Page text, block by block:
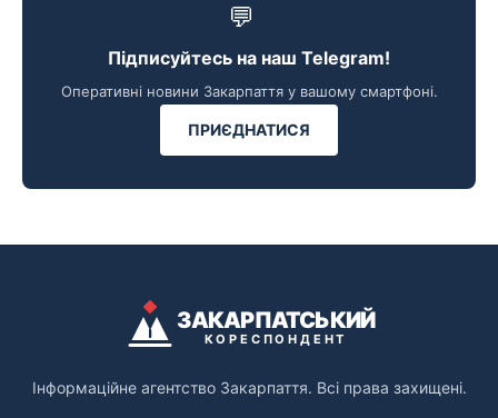
💬
Підписуйтесь на наш Telegram!
Оперативні новини Закарпаття у вашому смартфоні.
ПРИЄДНАТИСЯ
ЗАКАРПАТСЬКИЙ
КОРЕСПОНДЕНТ
Інформаційне агентство Закарпаття. Всі права захищені.